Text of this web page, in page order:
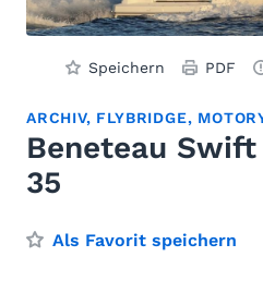
Speichern PDF
ARCHIV, FLYBRIDGE,
Beneteau
35
Als Favorit speichern